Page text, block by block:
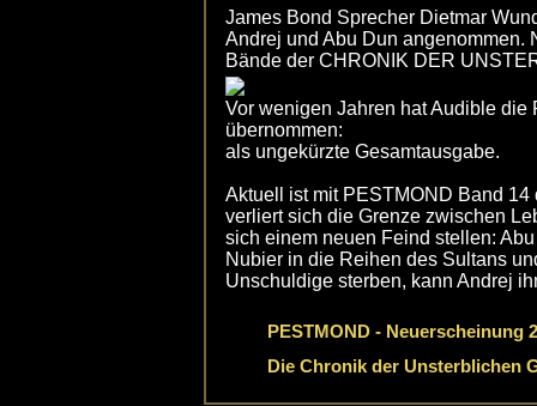
James Bond Sprecher Dietmar
Andrej und Abu Dun angenommen.
Bände der CHRONIK DER
Vor wenigen Jahren hat Audible die
übernommen:
als ungekürzte Gesamtausgabe.
Aktuell ist mit PESTMOND Band
verliert sich die Grenze zwischen
sich einem neuen Feind stellen:
Nubier in die Reihen des Sultans
Unschuldige sterben, kann Andrej
PESTMOND - Neuerscheinung
Die Chronik der Unsterblichen